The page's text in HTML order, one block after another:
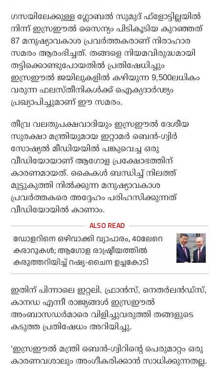
ഗസയിലേക്കുള്ള ഗ്ലോബല്‍ സുമുദ് ഫ്ളോട്ടില്ലയില്‍
നിന്ന് ഇസ്രഈല്‍ സൈന്യം പിടികൂടിയ കുറഞ്ഞത്
87 മനുഷ്യാവകാശ പ്രവര്‍ത്തകരാണ് നിരാഹാര
സമരം ആരംഭിച്ചത്. തങ്ങളെ നിയമവിരുദ്ധമായി
തട്ടിക്കൊണ്ടുപോയതില്‍ പ്രതിഷേധിച്ചും
ഇസ്രഈല്‍ ജയിലുകളില്‍ കഴിയുന്ന 9,500ലധികം
വരുന്ന ഫലസ്തീനികള്‍ക്ക് ഐക്യദാര്‍ഢ്യം
പ്രഖ്യാപിച്ചുമാണ് ഈ സമരം.
തീവ്ര വലതുപക്ഷവാദിയും ഇസ്രഈല്‍ ദേശീയ
സുരക്ഷാ മന്ത്രിയുമായ ഇറ്റാമര്‍ ബെന്‍-ഗ്വിര്‍
സോഷ്യല്‍ മീഡിയയില്‍ പങ്കുവെച്ച ഒരു
വീഡിയോയാണ് ആഗോള പ്രക്ഷോഭത്തിന്
കാരണമായത്. കൈകള്‍ ബന്ധിച്ച് നിലത്ത്
മുട്ടുകുത്തി നില്‍ക്കുന്ന മനുഷ്യാവകാശ
പ്രവര്‍ത്തകരെ അദ്ദേഹം പരിഹസിക്കുന്നത്
വീഡിയോയില്‍ കാണാം.
ഡോളറിനെ ഒഴിവാക്കി വ്യാപാരം, 40ലേറെ
കരാറുകള്‍; ആഗോള രാഷ്ട്രീയത്തില്‍
കരുത്തറിയിച്ച് റഷ്യ-ചൈന ഉച്ചകോടി
ഇതിന് പിന്നാലെ ഇറ്റലി, ഫ്രാന്‍സ്, നെതര്‍ലന്‍ഡ്‌സ്,
കാനഡ എന്നീ രാജ്യങ്ങള്‍ ഇസ്രഈല്‍
അംബാസഡര്‍മാരെ വിളിച്ചുവരുത്തി തങ്ങളുടെ
കടുത്ത പ്രതിഷേധം അറിയിച്ചു.
‘ഇസ്രഈല്‍ മന്ത്രി ബെന്‍-ഗ്വിറിന്റെ പെരുമാറ്റം ഒരു
കാരണവശാലും അംഗീകരിക്കാന്‍ സാധിക്കുന്നതല്ല.